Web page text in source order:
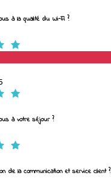
à la qualité du Wi-Fi ?
à votre séjour ?
de la communication et service client ?